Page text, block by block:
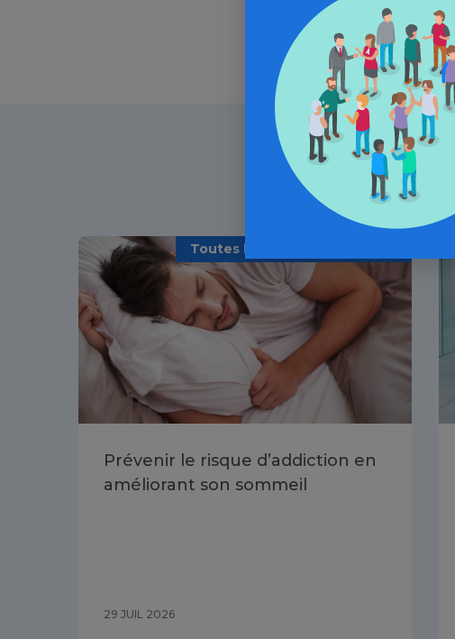
Toutes les addictions / Article
Prévenir le risque d’addiction en
améliorant son sommeil
29 JUIL 2026